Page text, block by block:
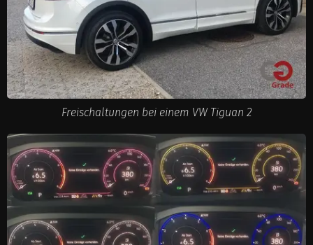
Freischaltungen bei einem VW Tiguan 2